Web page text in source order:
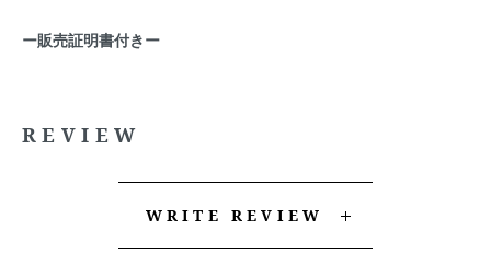
ー販売証明書付きー
REVIEW
WRITE REVIEW